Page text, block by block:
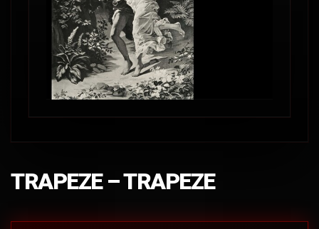
TRAPEZE – TRAPEZE